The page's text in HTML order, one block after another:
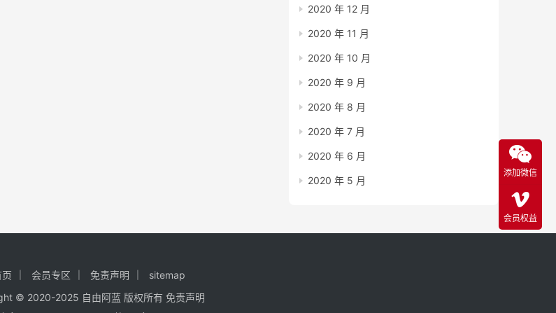
2020 年 12 月
2020 年 11 月
2020 年 10 月
2020 年 9 月
2020 年 8 月
2020 年 7 月
2020 年 6 月
2020 年 5 月
会员专区 免责声明
sitemap
© 2020-2025 自由阿蓝 版权所有 免责声明
添加微信
会员权益